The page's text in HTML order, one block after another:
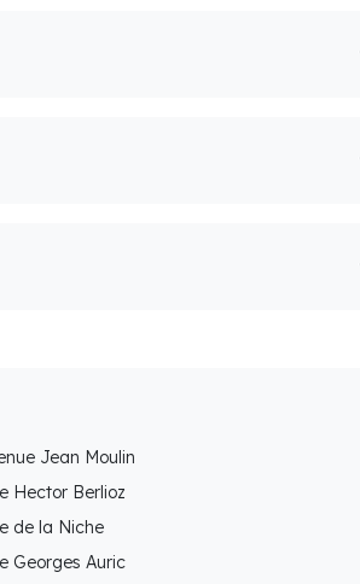
Jean Moulin
Hector Berlioz
de la Niche
Georges Auric